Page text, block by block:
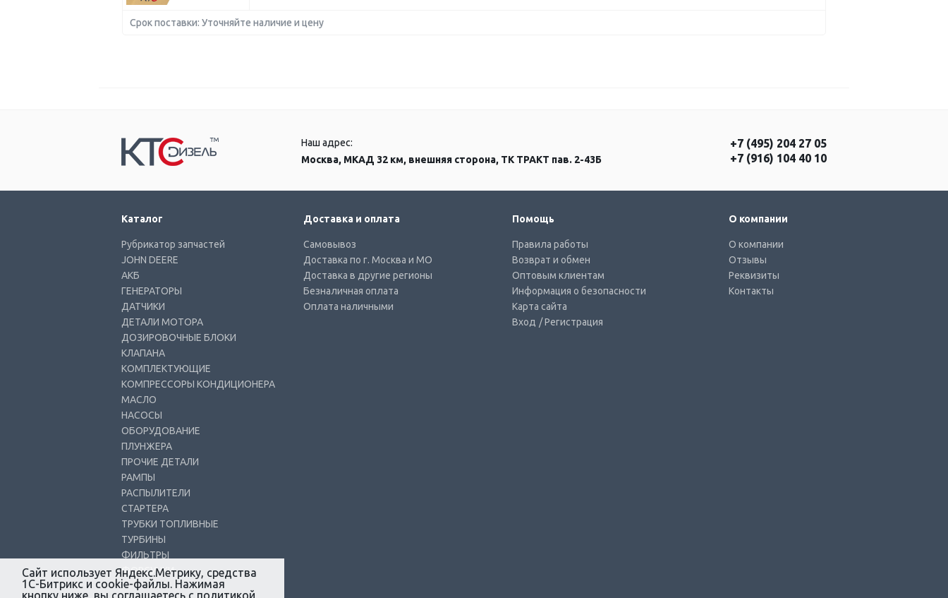
Срок поставки: Уточняйте наличие и цену
Наш адрес:
Москва, МКАД 32 км, внешняя сторона, ТК ТРАКТ пав. 2-43Б
+7 (495) 204 27 05
+7 (916) 104 40 10
Каталог
Рубрикатор запчастей
JOHN DEERE
АКБ
ГЕНЕРАТОРЫ
ДАТЧИКИ
ДЕТАЛИ МОТОРА
ДОЗИРОВОЧНЫЕ БЛОКИ
КЛАПАНА
КОМПЛЕКТУЮЩИЕ
КОМПРЕССОРЫ КОНДИЦИОНЕРА
МАСЛО
НАСОСЫ
ОБОРУДОВАНИЕ
ПЛУНЖЕРА
ПРОЧИЕ ДЕТАЛИ
РАМПЫ
РАСПЫЛИТЕЛИ
СТАРТЕРА
ТРУБКИ ТОПЛИВНЫЕ
ТУРБИНЫ
ФИЛЬТРЫ
ФОРСУНКИ
Доставка и оплата
Самовывоз
Доставка по г. Москва и МО
Доставка в другие регионы
Безналичная оплата
Оплата наличными
Помощь
Правила работы
Возврат и обмен
Оптовым клиентам
Информация о безопасности
Карта сайта
Вход / Регистрация
О компании
О компании
Отзывы
Реквизиты
Контакты
Сайт использует Яндекс.Метрику, средства
1С-Битрикс и cookie-файлы. Нажимая
кнопку ниже, вы соглашаетесь с политикой